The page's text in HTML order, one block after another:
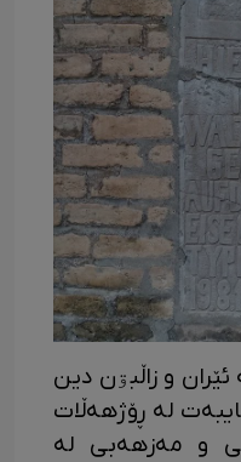
شۆڕش ساڵ ٥٧ لە ئێران و زاڵبۊن دین
لە ڕۆژهەڵات
و مەزهەبی لە